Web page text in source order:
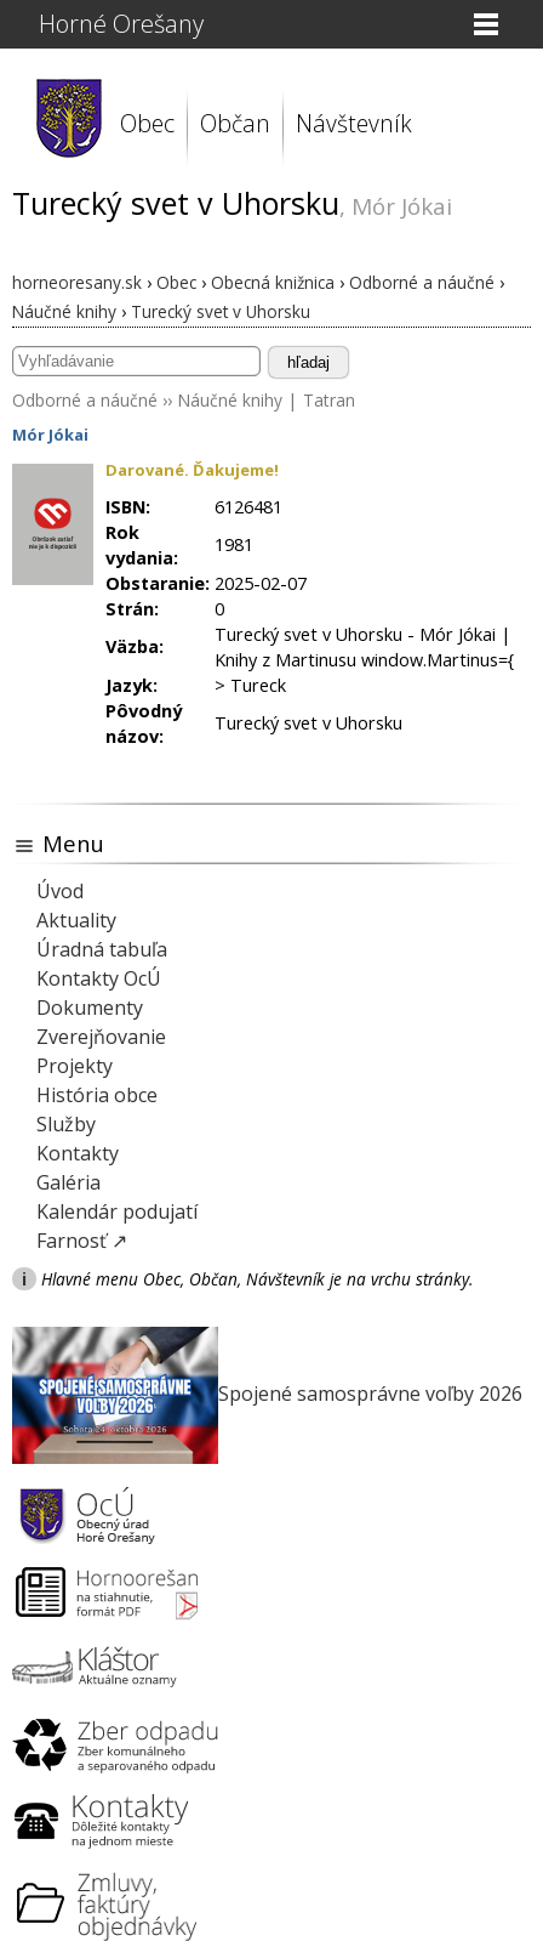
Horné Orešany
Obec Občan Návštevník
Turecký svet v Uhorsku, Mór Jókai
horneoresany.sk › Obec › Obecná knižnica › Odborné a náučné ›
Náučné knihy › Turecký svet v Uhorsku
hľadaj
Odborné a náučné ›› Náučné knihy | Tatran
Mór Jókai
Darované. Ďakujeme!
ISBN:
6126481
Rok
vydania:
1981
Obstaranie: 2025-02-07
Strán:
0
Väzba:
Turecký svet v Uhorsku - Mór Jókai |
Knihy z Martinusu window.Martinus={
Jazyk:
> Tureck
Pôvodný
názov:
Turecký svet v Uhorsku
Menu
Úvod
Aktuality
Úradná tabuľa
Kontakty OcÚ
Dokumenty
Zverejňovanie
Projekty
História obce
Služby
Kontakty
Galéria
Kalendár podujatí
Farnosť ↗
i Hlavné menu Obec, Občan, Návštevník je na vrchu stránky.
Spojené samosprávne voľby 2026